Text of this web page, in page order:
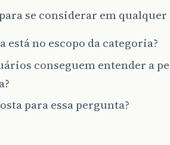
se considerar em qualquer
está no escopo da categoria?
conseguem entender a
para essa pergunta?